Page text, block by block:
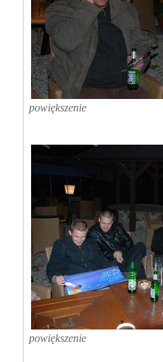
powiększenie
powiększenie